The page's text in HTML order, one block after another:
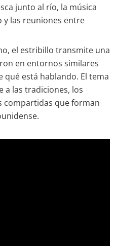
junto al río, la música
las reuniones entre
el estribillo transmite una
en entornos similares
está hablando. El tema
a las tradiciones, los
compartidas que forman